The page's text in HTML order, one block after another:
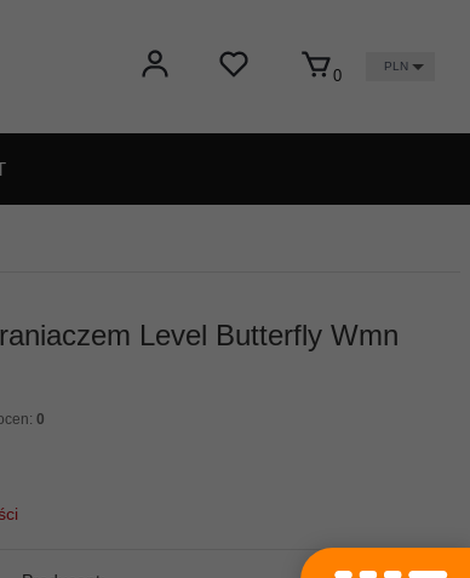
0 PLN
Level Butterfly Wmn
0